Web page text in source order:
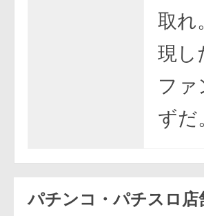
取れ
現し
ファ
ずだ
パチンコ・パチスロ